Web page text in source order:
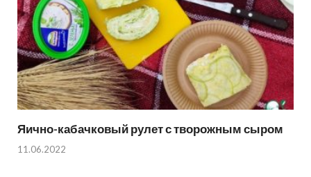
Яично-кабачковый рулет с творожным сыром
11.06.2022